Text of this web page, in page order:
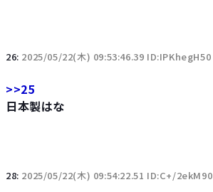
26: 2025/05/22(木) 09:53:46.39 ID:IPKhegH50
>>25
日本製はな
28: 2025/05/22(木) 09:54:22.51 ID:C+/2ekM90